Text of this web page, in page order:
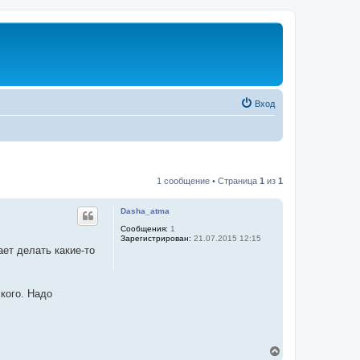
Вход
1 сообщение • Страница 1 из 1
Dasha_atma
Сообщения: 1
Зарегистрирован: 21.07.2015 12:15
делать какие-то
Надо